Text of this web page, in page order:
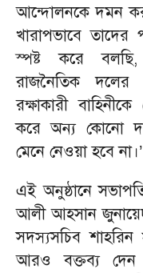
আন্দোলনকে দমন
খারাপভাবে
স্পষ্ট করে
রাজনৈতিক দলের
রক্ষাকারী
করে অন্য কোনো
মেনে নেওয়া হবে না।’
এই অনুষ্ঠানে
আলী আহসান
সদস্যসচিব শাহরিন
আরও বক্তব্য দেন